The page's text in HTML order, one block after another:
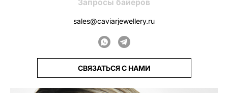
Запросы байеров
sales@caviarjewellery.ru
СВЯЗАТЬСЯ С НАМИ